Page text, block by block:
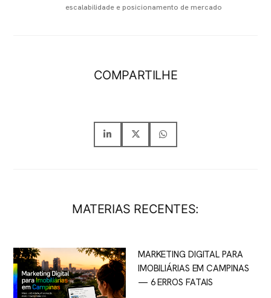
escalabilidade e posicionamento de mercado
COMPARTILHE
MATERIAS RECENTES:
MARKETING DIGITAL PARA
IMOBILIÁRIAS EM CAMPINAS
— 6 ERROS FATAIS